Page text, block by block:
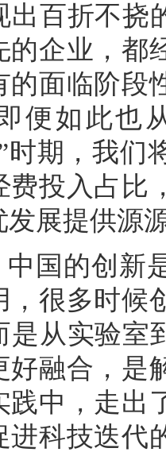
出百折不挠
的企业，都
的面临阶段
便如此也
时期，我们
费投入占比
展提供源
国的创新
，很多时候
是从实验室
好融合，是
践中，走出
进科技迭代